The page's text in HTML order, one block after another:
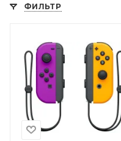
ФИЛЬТР